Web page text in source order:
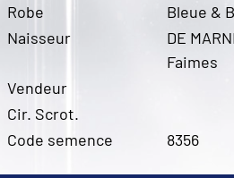
Robe
Bleue &
Naisseur
DE
Faimes
Vendeur
Cir. Scrot.
Code semence
8356